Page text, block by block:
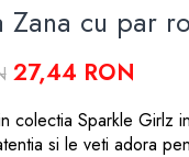
Zana cu par
27,44 RON
colectia Sparkle Girlz
si le veti adora